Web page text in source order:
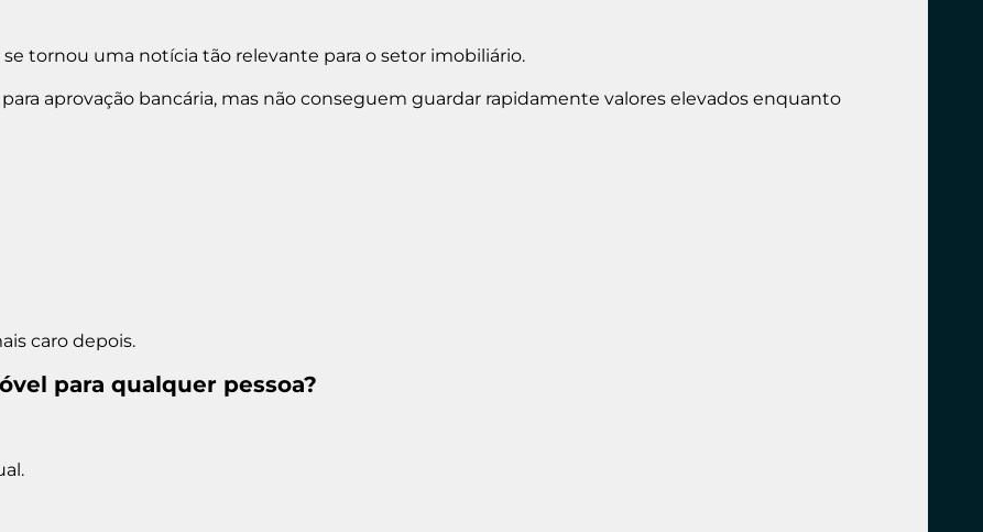
tornou uma notícia tão relevante para o setor imobiliário.
aprovação bancária, mas não conseguem guardar rapidamente valores elevados enquanto
caro depois.
para qualquer pessoa?